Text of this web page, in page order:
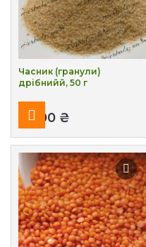
Часник (гранули)
дрібнийй, 50 г
₴